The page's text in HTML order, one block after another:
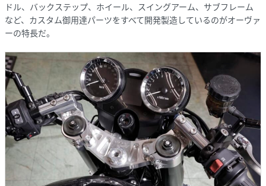
ドル、バックステップ、ホイール、スイングアーム、サブフレーム
など、カスタム御用達パーツをすべて開発製造しているのがオーヴァ
ーの特長だ。